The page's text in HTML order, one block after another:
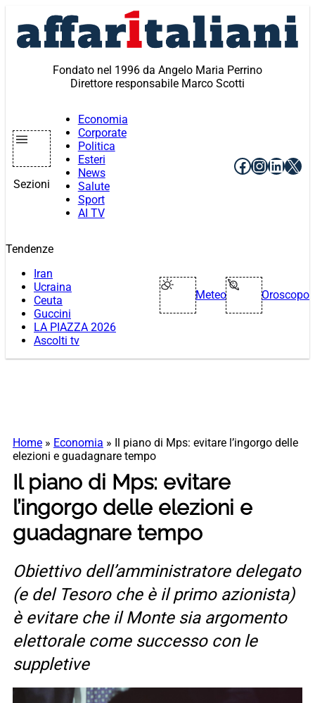
contenuto
Fondato nel 1996 da Angelo Maria Perrino
Direttore responsabile Marco Scotti
Sezioni
Economia
Corporate
Politica
Esteri
News
Salute
Sport
AI TV
Facebook
X
Tendenze
Iran
Ucraina
Ceuta
Guccini
LA PIAZZA 2026
Ascolti tv
Meteo Oroscopo
Home » Economia »
Il piano di Mps: evitare l’ingorgo delle
elezioni e guadagnare tempo
Il piano di Mps: evitare
l’ingorgo delle elezioni e
guadagnare tempo
Obiettivo dell’amministratore delegato
(e del Tesoro che è il primo azionista)
è evitare che il Monte sia argomento
elettorale come successo con le
suppletive